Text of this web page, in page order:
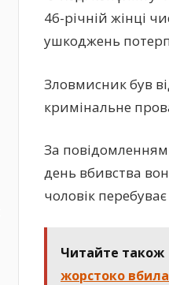
46-річній жінці
ушкоджень
Зловмисник був
кримінальне
За повідомленням
день вбивства
чоловік
Читайте також
жорстоко